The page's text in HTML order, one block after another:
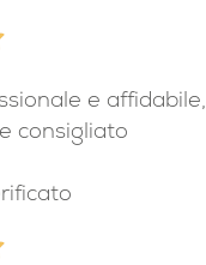
e affidabile,
consigliato